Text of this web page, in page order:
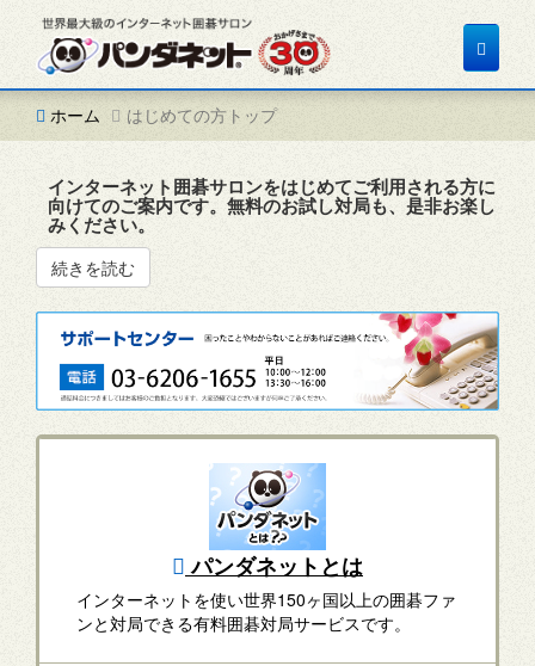
Toggle
ホーム
はじめての方トップ
インターネット囲碁サロンをはじめてご利用される方に
向けてのご案内です。無料のお試し対局も、是非お楽し
みください。
続きを読む
パンダネットとは
インターネットを使い世界150ヶ国以上の囲碁ファ
ンと対局できる有料囲碁対局サービスです。